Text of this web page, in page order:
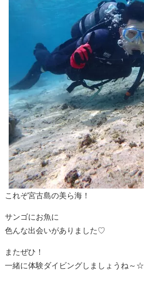
これぞ宮古島の美ら海！
サンゴにお魚に
色んな出会いがありました♡
またぜひ！
一緒に体験ダイビングしましょうね～☆